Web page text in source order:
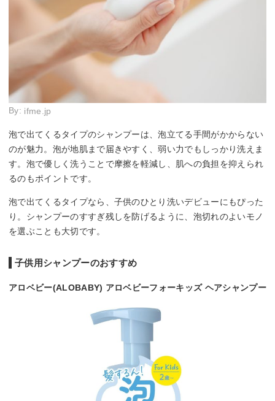
By: ifme.jp
泡で出てくるタイプのシャンプーは、泡立てる手間がかからない
のが魅力。泡が地肌まで届きやすく、弱い力でもしっかり洗えま
す。泡で優しく洗うことで摩擦を軽減し、肌への負担を抑えられ
るのもポイントです。
泡で出てくるタイプなら、子供のひとり洗いデビューにもぴった
り。シャンプーのすすぎ残しを防げるように、泡切れのよいモノ
を選ぶことも大切です。
子供用シャンプーのおすすめ
アロベビー(ALOBABY) アロベビーフォーキッズ ヘアシャンプー